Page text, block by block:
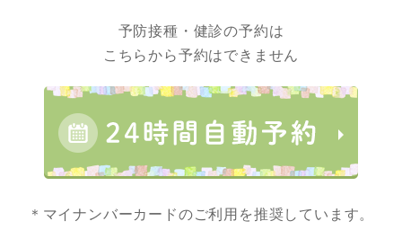
予防接種・健診の予約は
こちらから予約はできません
＊マイナンバーカードのご利用を推奨しています。